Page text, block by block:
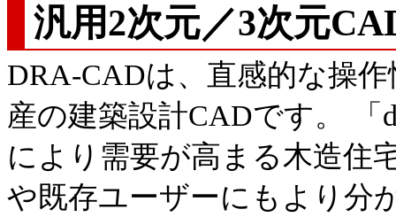
汎用2次元／3次元
DRA-CADは、直感的な操
産の建築設計CADです。 「
により需要が高まる木造住
や既存ユーザーにもより分